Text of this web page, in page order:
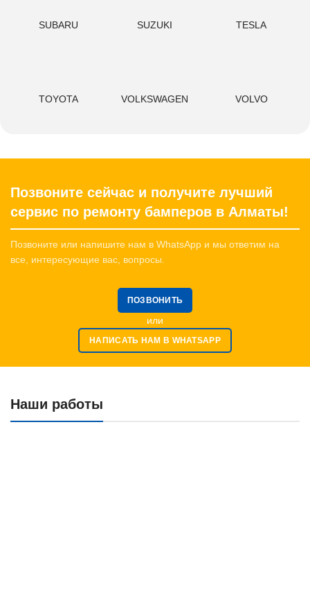
SUBARU SUZUKI TESLA
TOYOTA VOLKSWAGEN VOLVO
Позвоните сейчас и получите лучший
сервис по ремонту бамперов в Алматы!
Позвоните или напишите нам в WhatsApp и мы ответим на
все, интересующие вас, вопросы.
ПОЗВОНИТЬ
или
НАПИСАТЬ НАМ В WHATSAPP
Наши работы